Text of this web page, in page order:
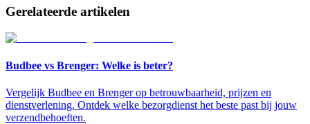
Gerelateerde artikelen
Budbee vs Brenger: Welke is beter?
Vergelijk Budbee en Brenger op betrouwbaarheid, prijzen en
dienstverlening. Ontdek welke bezorgdienst het beste past bij jouw
verzendbehoeften.